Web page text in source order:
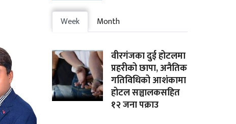
Week Month
वीरगंजका दुई होटलमा
प्रहरीको छापा, अनैतिक
गतिविधिको आशंकामा
होटल सञ्चालकसहित
१२ जना पक्राउ